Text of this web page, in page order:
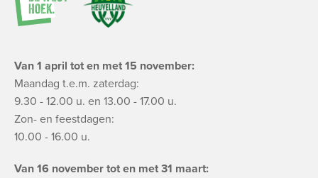
Van 1 april tot en met 15 november:
Maandag t.e.m. zaterdag:
9.30 - 12.00 u. en 13.00 - 17.00 u.
Zon- en feestdagen:
10.00 - 16.00 u.
Van 16 november tot en met 31 maart: